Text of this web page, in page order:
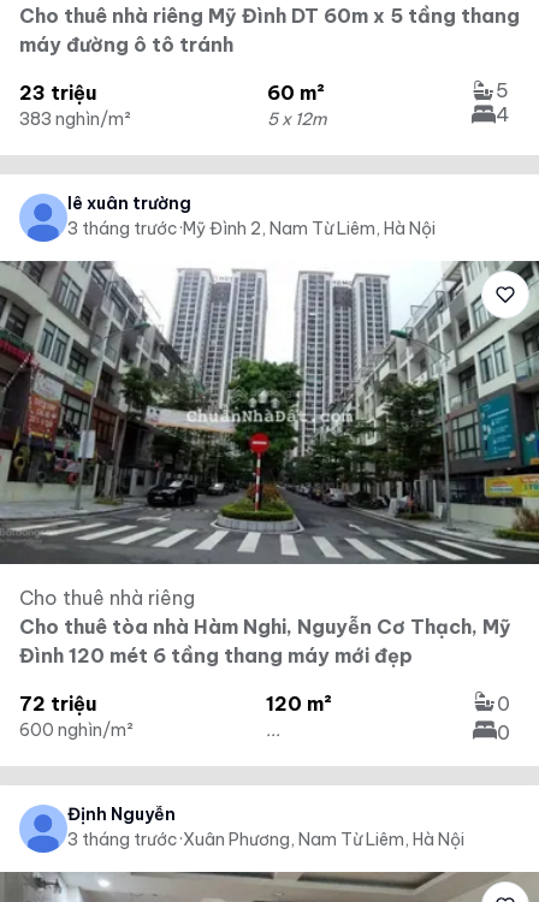
Cho thuê nhà riêng Mỹ Đình DT 60m x 5 tầng thang
máy đường ô tô tránh
23 triệu
383 nghìn/m²
60 m²
5 x 12m
5
4
lê xuân trường
3 tháng trước·Mỹ Đình 2, Nam Từ Liêm, Hà Nội
Cho thuê nhà riêng
Cho thuê tòa nhà Hàm Nghi, Nguyễn Cơ Thạch, Mỹ
Đình 120 mét 6 tầng thang máy mới đẹp
72 triệu
600 nghìn/m²
120 m²
...
0
0
Định Nguyễn
3 tháng trước·Xuân Phương, Nam Từ Liêm, Hà Nội